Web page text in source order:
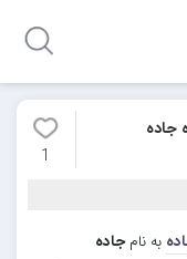
جاده
1
به نامجاده